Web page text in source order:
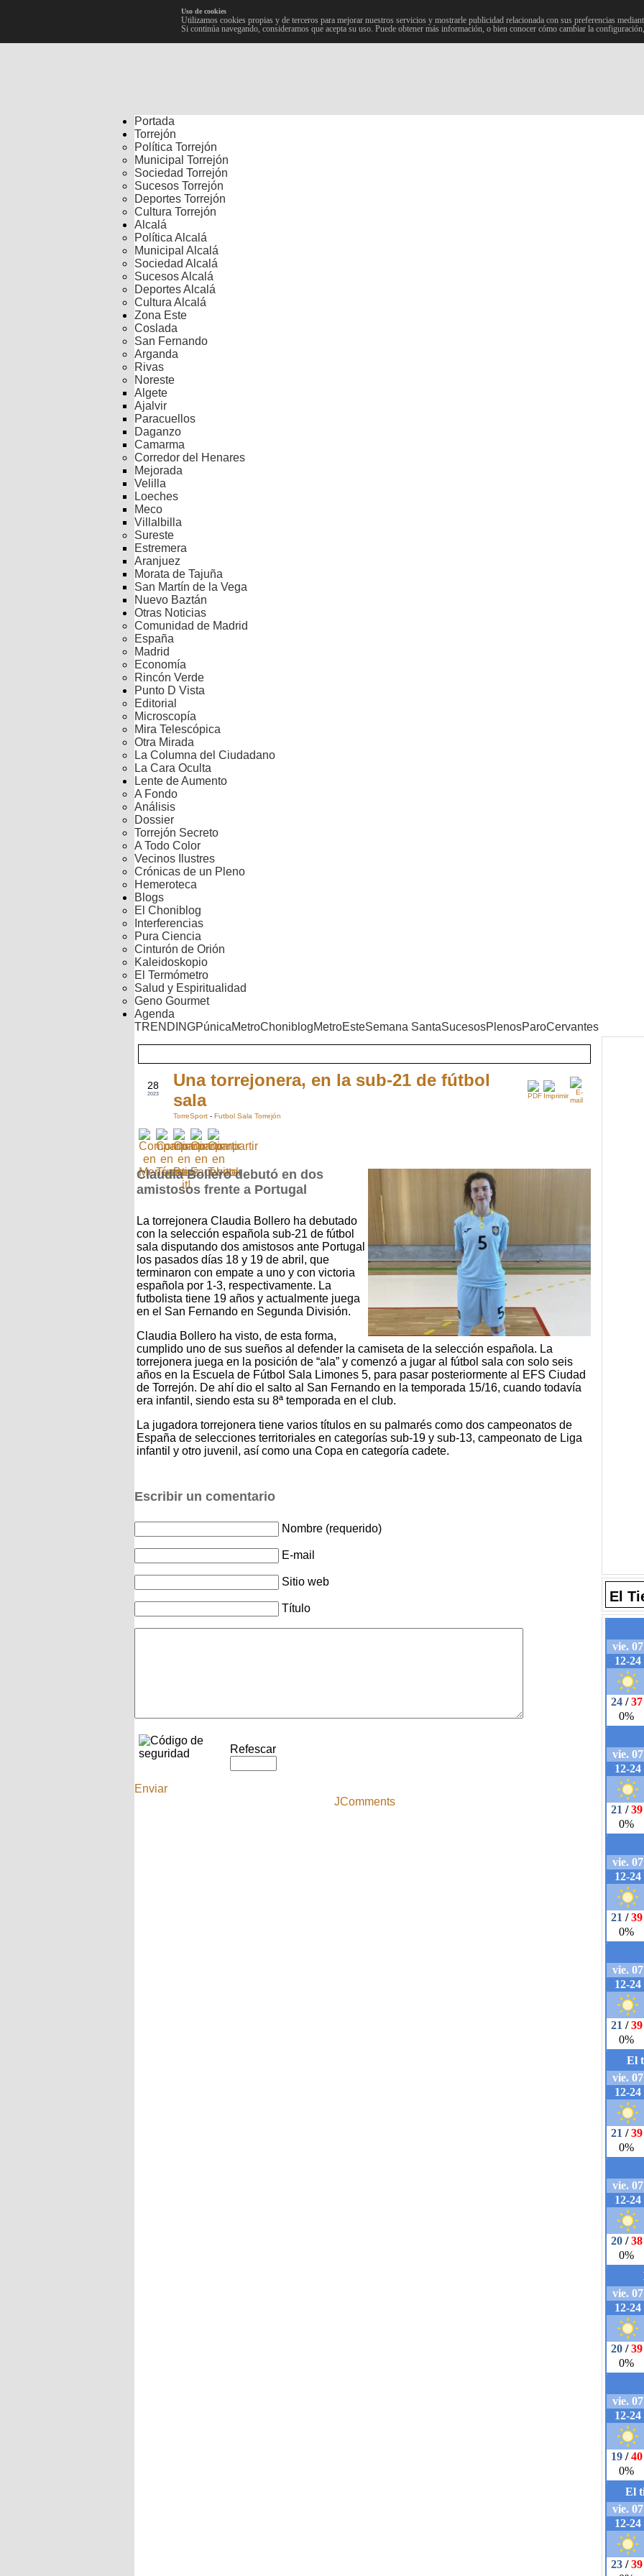
Uso de cookies
Utilizamos cookies propias y de terceros para mejorar nuestros servicios y mostrarle publicidad relacionada con sus preferencias
Si continúa navegando, consideramos que acepta su uso. Puede obtener más información, o bien conocer cómo cambiar la
Portada
Torrejón
Política Torrejón
Municipal Torrejón
Sociedad Torrejón
Sucesos Torrejón
Deportes Torrejón
Cultura Torrejón
Alcalá
Política Alcalá
Municipal Alcalá
Sociedad Alcalá
Sucesos Alcalá
Deportes Alcalá
Cultura Alcalá
Zona Este
Coslada
San Fernando
Arganda
Rivas
Noreste
Algete
Ajalvir
Paracuellos
Daganzo
Camarma
Corredor del Henares
Mejorada
Velilla
Loeches
Meco
Villalbilla
Sureste
Estremera
Aranjuez
Morata de Tajuña
San Martín de la Vega
Nuevo Baztán
Otras Noticias
Comunidad de Madrid
España
Madrid
Economía
Rincón Verde
Punto D Vista
Editorial
Microscopía
Mira Telescópica
Otra Mirada
La Columna del Ciudadano
La Cara Oculta
Lente de Aumento
A Fondo
Análisis
Dossier
Torrejón Secreto
A Todo Color
Vecinos Ilustres
Crónicas de un Pleno
Hemeroteca
Blogs
El Choniblog
Interferencias
Pura Ciencia
Cinturón de Orión
Kaleidoskopio
El Termómetro
Salud y Espiritualidad
Geno Gourmet
Agenda
TRENDINGPúnicaMetroChoniblogMetroEsteSemana SantaSucesosPlenosParoCervantes
28
2023
Una torrejonera, en la sub-21 de fútbol
sala
TorreSport - Futbol Sala Torrejón
Claudia Bollero debutó en dos
amistosos frente a Portugal
La torrejonera Claudia Bollero ha debutado
con la selección española sub-21 de fútbol
sala disputando dos amistosos ante Portugal
los pasados días 18 y 19 de abril, que
terminaron con empate a uno y con victoria
española por 1-3, respectivamente. La
futbolista tiene 19 años y actualmente juega
en el San Fernando en Segunda División.
Claudia Bollero ha visto, de esta forma,
cumplido uno de sus sueños al defender la camiseta de la selección española. La
torrejonera juega en la posición de “ala” y comenzó a jugar al fútbol sala con solo seis
años en la Escuela de Fútbol Sala Limones 5, para pasar posteriormente al EFS Ciudad
de Torrejón. De ahí dio el salto al San Fernando en la temporada 15/16, cuando todavía
era infantil, siendo esta su 8ª temporada en el club.
La jugadora torrejonera tiene varios títulos en su palmarés como dos campeonatos de
España de selecciones territoriales en categorías sub-19 y sub-13, campeonato de Liga
infantil y otro juvenil, así como una Copa en categoría cadete.
Escribir un comentario
Nombre (requerido)
E-mail
Sitio web
Título
Refescar
Enviar
JComments
El